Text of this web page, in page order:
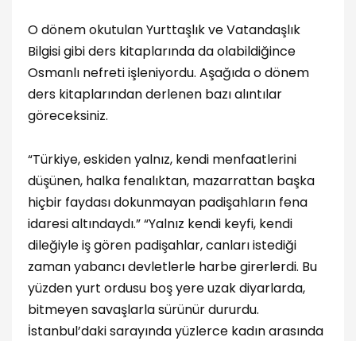
O dönem okutulan Yurttaşlık ve Vatandaşlık
Bilgisi gibi ders kitaplarında da olabildiğince
Osmanlı nefreti işleniyordu. Aşağıda o dönem
ders kitaplarından derlenen bazı alıntılar
göreceksiniz.
“Türkiye, eskiden yalnız, kendi menfaatlerini
düşünen, halka fenalıktan, mazarrattan başka
hiçbir faydası dokunmayan padişahların fena
idaresi altındaydı.” “Yalnız kendi keyfi, kendi
dileğiyle iş gören padişahlar, canları istediği
zaman yabancı devletlerle harbe girerlerdi. Bu
yüzden yurt ordusu boş yere uzak diyarlarda,
bitmeyen savaşlarla sürünür dururdu.
İstanbul’daki sarayında yüzlerce kadın arasında